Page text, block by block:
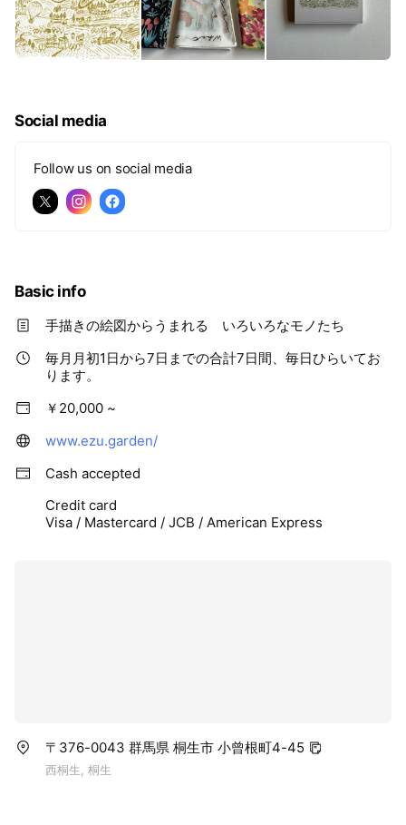
Social media
Follow us on social media
Basic info
手描きの絵図からうまれる いろいろなモノたち
毎月月初1日から7日までの合計7日間、毎日ひらいてお
ります。
￥20,000 ~
www.ezu.garden/
Cash accepted
Credit card
Visa / Mastercard / JCB / American Express
〒376-0043 群馬県 桐生市 小曾根町4-45
西桐生, 桐生